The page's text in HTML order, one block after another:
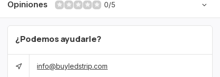
Opiniones 0/5
¿Podemos ayudarle?
info@buyledstrip.com